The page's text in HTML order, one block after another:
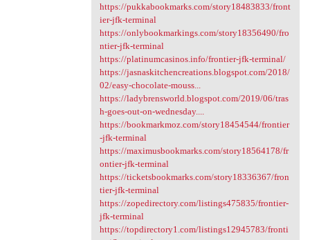
https://pukkabookmarks.com/story18483833/front
ier-jfk-terminal
https://onlybookmarkings.com/story18356490/fro
ntier-jfk-terminal
https://platinumcasinos.info/frontier-jfk-terminal/
https://jasnaskitchencreations.blogspot.com/2018/
02/easy-chocolate-mouss...
https://ladybrensworld.blogspot.com/2019/06/tras
h-goes-out-on-wednesday....
https://bookmarkmoz.com/story18454544/frontier
-jfk-terminal
https://maximusbookmarks.com/story18564178/fr
ontier-jfk-terminal
https://ticketsbookmarks.com/story18336367/fron
tier-jfk-terminal
https://zopedirectory.com/listings475835/frontier-
jfk-terminal
https://topdirectory1.com/listings12945783/fronti